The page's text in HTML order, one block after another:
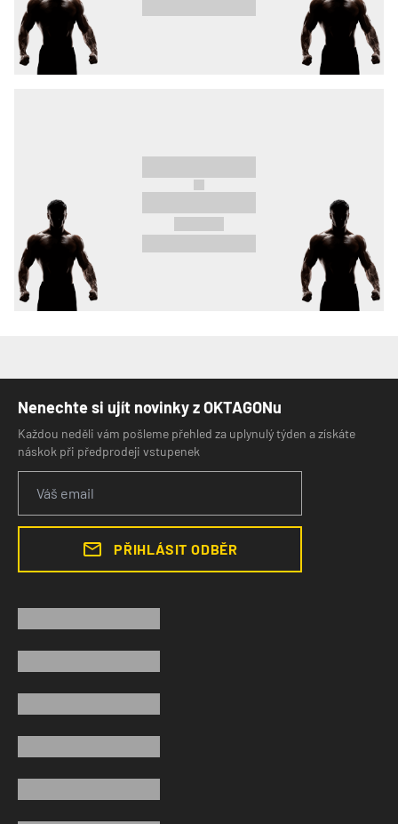
Nenechte si ujít novinky z OKTAGONu
Každou neděli vám pošleme přehled za uplynulý týden a získáte
náskok při předprodeji vstupenek
PŘIHLÁSIT ODBĚR